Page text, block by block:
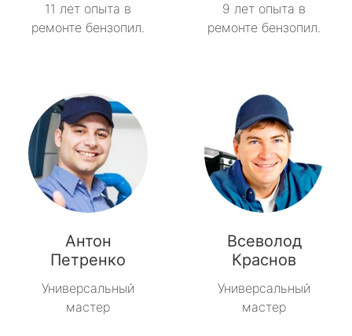
11 лет опыта в
ремонте бензопил.
9 лет опыта в
ремонте бензопил.
Антон
Петренко
Универсальный
мастер
Всеволод
Краснов
Универсальный
мастер